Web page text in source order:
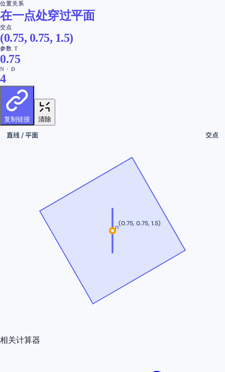
位置关系
在一点处穿过平面
交点
(0.75, 0.75, 1.5)
参数 T
0.75
N · D
4
复制链接 清除
n(0.75, 0.75, 1.5)
直线 /平面 交点
相关计算器